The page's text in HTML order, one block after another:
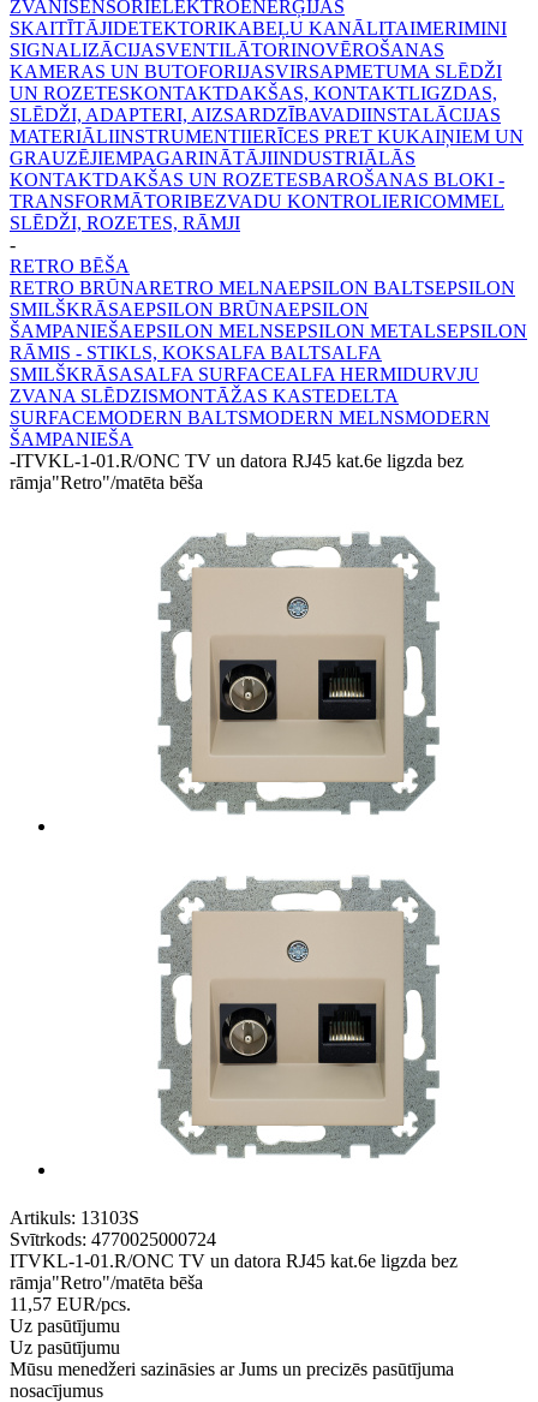
ZVANISENSORIELEKTROENERĢIJAS
SKAITĪTĀJIDETEKTORIKABEĻU KANĀLITAIMERIMINI
SIGNALIZĀCIJASVENTILĀTORINOVĒROŠANAS
KAMERAS UN BUTOFORIJASVIRSAPMETUMA SLĒDŽI
UN ROZETESKONTAKTDAKŠAS, KONTAKTLIGZDAS,
SLĒDŽI, ADAPTERI, AIZSARDZĪBAVADIINSTALĀCIJAS
MATERIĀLIINSTRUMENTIIERĪCES PRET KUKAIŅIEM UN
GRAUZĒJIEMPAGARINĀTĀJIINDUSTRIĀLĀS
KONTAKTDAKŠAS UN ROZETESBAROŠANAS BLOKI -
TRANSFORMĀTORIBEZVADU KONTROLIERICOMMEL
SLĒDŽI, ROZETES, RĀMJI
-
RETRO BĒŠA
RETRO BRŪNARETRO MELNAEPSILON BALTSEPSILON
SMILŠKRĀSAEPSILON BRŪNAEPSILON
ŠAMPANIEŠAEPSILON MELNSEPSILON METALSEPSILON
RĀMIS - STIKLS, KOKSALFA BALTSALFA
SMILŠKRĀSASALFA SURFACEALFA HERMIDURVJU
ZVANA SLĒDZISMONTĀŽAS KASTEDELTA
SURFACEMODERN BALTSMODERN MELNSMODERN
ŠAMPANIEŠA
-ITVKL-1-01.R/ONC TV un datora RJ45 kat.6e ligzda bez
rāmja"Retro"/matēta bēša
Artikuls: 13103S
Svītrkods: 4770025000724
ITVKL-1-01.R/ONC TV un datora RJ45 kat.6e ligzda bez
rāmja"Retro"/matēta bēša
11,57 EUR/pcs.
Uz pasūtījumu
Uz pasūtījumu
Mūsu menedžeri sazināsies ar Jums un precizēs pasūtījuma
nosacījumus